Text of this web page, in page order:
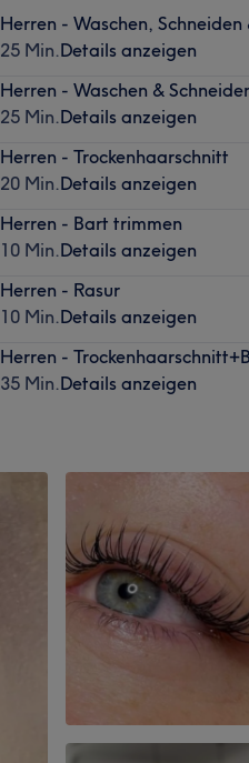
Herren - Waschen, Schneiden
25 Min.Details anzeigen
Herren - Waschen &
25 Min.Details anzeigen
Herren - Trockenhaarschnitt
20 Min.Details anzeigen
Herren - Bart trimmen
10 Min.Details anzeigen
Herren - Rasur
10 Min.Details anzeigen
Herren -
35 Min.Details anzeigen